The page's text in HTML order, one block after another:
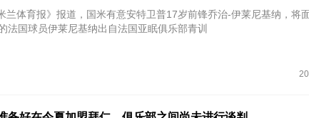
兰体育报》报道，国米有意安特卫普17岁前锋乔治-伊莱尼基纳，将
法国球员伊莱尼基纳出自法国亚眠俱乐部青训